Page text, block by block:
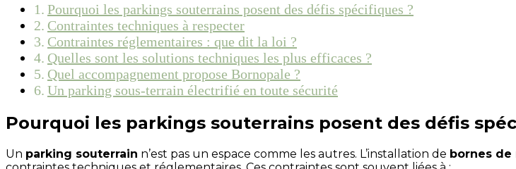
Pourquoi les parkings souterrains posent des défis spécifiques ?
Contraintes techniques à respecter
Contraintes réglementaires : que dit la loi ?
Quelles sont les solutions techniques les plus efficaces ?
Quel accompagnement propose Bornopale ?
Un parking sous-terrain électrifié en toute sécurité
Pourquoi les parkings souterrains posent des défis
Un parking souterrain n’est pas un espace comme les autres. L’installation de bornes